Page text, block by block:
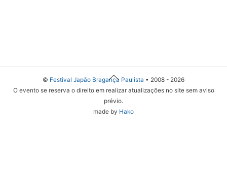
Back
To
Top
© Festival Japão Bragança Paulista • 2008 - 2026
O evento se reserva o direito em realizar atualizações no site sem aviso
prévio.
made by Hako